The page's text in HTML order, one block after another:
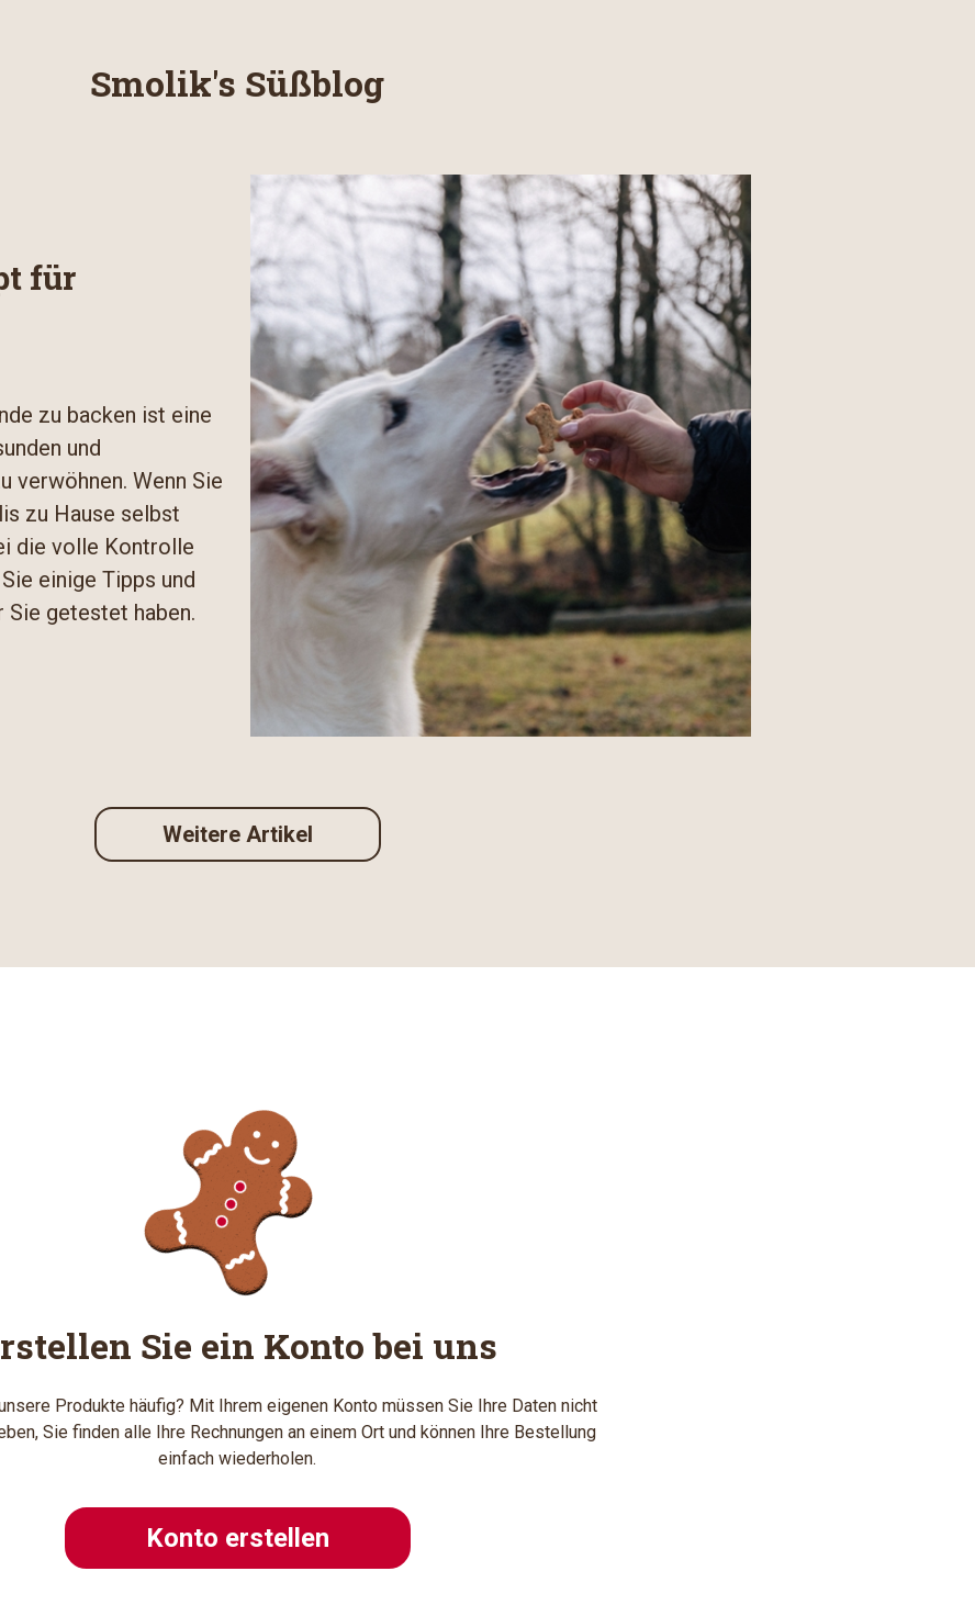
Smolik's Süßblog
für
zu backen ist eine
und
verwöhnen. Wenn Sie
zu Hause selbst
die volle Kontrolle
einige Tipps und
Sie getestet haben.
Weitere Artikel
Sie ein Konto bei uns
Produkte häufig? Mit Ihrem eigenen Konto müssen Sie Ihre Daten nicht
Sie finden alle Ihre Rechnungen an einem Ort und können Ihre Bestellung
einfach wiederholen.
Konto erstellen